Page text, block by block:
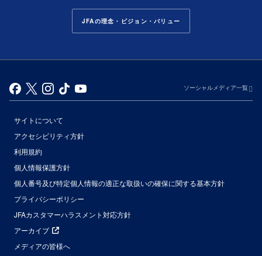
JFAの理念・ビジョン・バリュー
ソーシャルメディア一覧
サイトについて
アクセシビリティ方針
利用規約
個人情報保護方針
個人番号及び特定個人情報の適正な取扱いの確保に関する基本方針
プライバシーポリシー
JFAカスタマーハラスメント対応方針
アーカイブ
メディアの皆様へ